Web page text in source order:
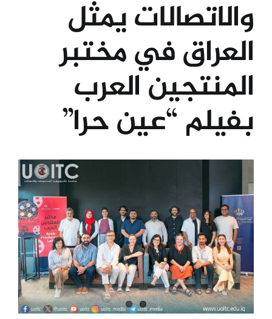
والاتصالات يمثل
العراق في مختبر
المنتجين العرب
بفيلم “عين حرا”
Larger
Image